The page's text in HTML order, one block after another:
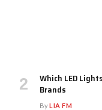
Which LED
Brands
ByLIA FM